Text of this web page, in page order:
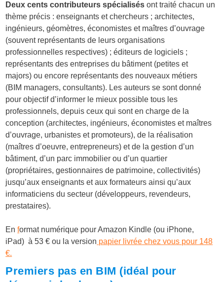
Deux cents contributeurs spécialisés ont traité chacun un
thème précis : enseignants et chercheurs ; architectes,
ingénieurs, géomètres, économistes et maîtres d’ouvrage
(souvent représentants de leurs organisations
professionnelles respectives) ; éditeurs de logiciels ;
représentants des entreprises du bâtiment (petites et
majors) ou encore représentants des nouveaux métiers
(BIM managers, consultants). Les auteurs se sont donné
pour objectif d’informer le mieux possible tous les
professionnels, depuis ceux qui sont en charge de la
conception (architectes, ingénieurs, économistes et maîtres
d’ouvrage, urbanistes et promoteurs), de la réalisation
(maîtres d’oeuvre, entrepreneurs) et de la gestion d’un
bâtiment, d’un parc immobilier ou d’un quartier
(propriétaires, gestionnaires de patrimoine, collectivités)
jusqu’aux enseignants et aux formateurs ainsi qu’aux
informaticiens du secteur (développeurs, revendeurs,
prestataires).
Enformat numérique pour Amazon Kindle (ou iPhone,
iPad) à 53 € ou la version papier livrée chez vous pour 148
€.
Premiers pas en BIM (idéal pour